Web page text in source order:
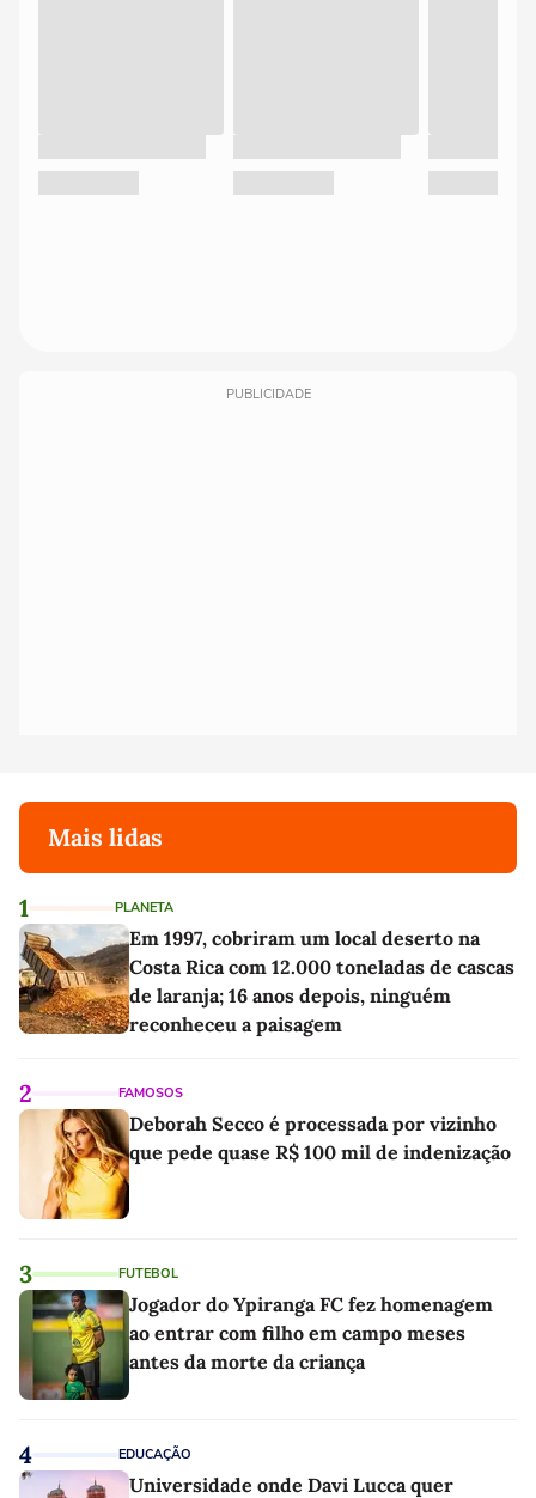
PUBLICIDADE
Mais lidas
1 PLANETA
Em 1997, cobriram um local deserto na
Costa Rica com 12.000 toneladas de cascas
de laranja; 16 anos depois, ninguém
reconheceu a paisagem
2 FAMOSOS
Deborah Secco é processada por vizinho
que pede quase R$ 100 mil de indenização
3 FUTEBOL
Jogador do Ypiranga FC fez homenagem
ao entrar com filho em campo meses
antes da morte da criança
4 EDUCAÇÃO
Universidade onde Davi Lucca quer